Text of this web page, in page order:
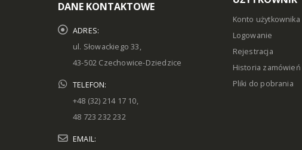
DANE KONTAKTOWE
ADRES:
ul. Słowackiego 33,
43-502 Czechowice-Dziedzice
TELEFON:
+48 (32) 214 17 10,
48 723 232 232
EMAIL:
Konto użytkownika
Logowanie
Rejestracja
Historia zamówień
Pliki do pobrania